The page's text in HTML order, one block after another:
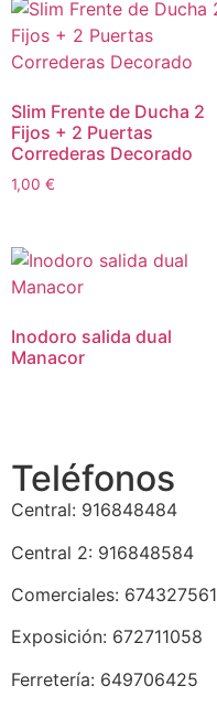
Slim Frente de Ducha 2
Fijos + 2 Puertas
Correderas Decorado
1,00 €
Inodoro salida dual
Manacor
Teléfonos
Central: 916848484
Central 2: 916848584
Comerciales: 674327561
Exposición: 672711058
Ferretería: 649706425